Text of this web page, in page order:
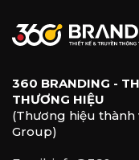
360 BRANDING -
THƯƠNG HIỆU
(Thương hiệu
Group)